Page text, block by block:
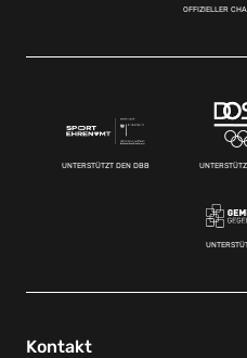
OFFIZIELLER
UNTERSTÜTZT DEN DBB
Kontakt